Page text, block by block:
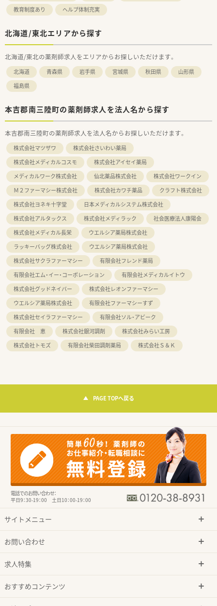
教育制度あり
ヘルプ体制充実
北海道/東北エリアから探す
北海道/東北の薬剤師求人をエリアからお探しいただけます。
北海道 青森県 岩手県 宮城県 秋田県
山形県
福島県
本吉郡南三陸町の薬剤師求人を法人名から探す
本吉郡南三陸町の薬剤師求人を法人名からお探しいただけます。
株式会社マツザワ
株式会社さいわい薬局
株式会社メディカルコスモ
株式会社アイセイ薬局
メディカルワーク株式会社
仙北薬品株式会社
株式会社ワークイン
Ｍ２ファーマシー株式会社
株式会社カワチ薬品
クラフト株式会社
株式会社ヨネキ十字堂
日本メディカルシステム株式会社
株式会社アルタックス
株式会社メディラック
社会医療法人康陽会
株式会社メディカル長栄
ウエルシア薬局株式会社
ラッキーバッグ株式会社
ウエルシア薬局株式会社
株式会社サクラファーマシー
有限会社フレンド薬局
有限会社エム・イー・コーポレーション
有限会社メディカルイトウ
株式会社グッドネイバー
株式会社レオンファーマシー
ウエルシア薬局株式会社
有限会社ファーマシーすず
株式会社セイラファーマシー
有限会社ソル・アビーク
有限会社 恵
株式会社銀河調剤
株式会社みらい工房
株式会社トモズ
有限会社柴田調剤薬局 株式会社Ｓ＆Ｋ
PAGE TOPへ戻る
電話でのお問い合わせ：
平日9：30-19：00 土日10：00-19：00
サイトメニュー
お問い合わせ
求人特集
おすすめコンテンツ